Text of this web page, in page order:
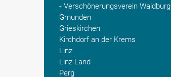
Verschönerungsverein Waldburg
Gmunden
Grieskirchen
Kirchdorf an der Krems
Linz
Linz-Land
Perg